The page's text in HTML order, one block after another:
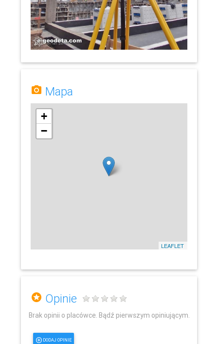
Mapa
+
−
LEAFLET
Opinie
Brak opinii o placówce. Bądź pierwszym opiniującym.
DODAJ OPINIE